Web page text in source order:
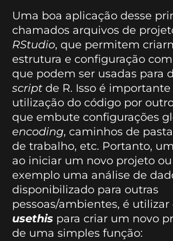
Uma boa aplicação desse
chamados arquivos de
RStudio, que permitem
estrutura e configuração
que podem ser usadas para
script de R. Isso é
utilização do código por
que embute configurações
encoding, caminhos de
de trabalho, etc. Portanto,
ao iniciar um novo projeto
exemplo uma análise de
disponibilizado para outras
pessoas/ambientes, é utilizar
usethis para criar um novo
de uma simples função: